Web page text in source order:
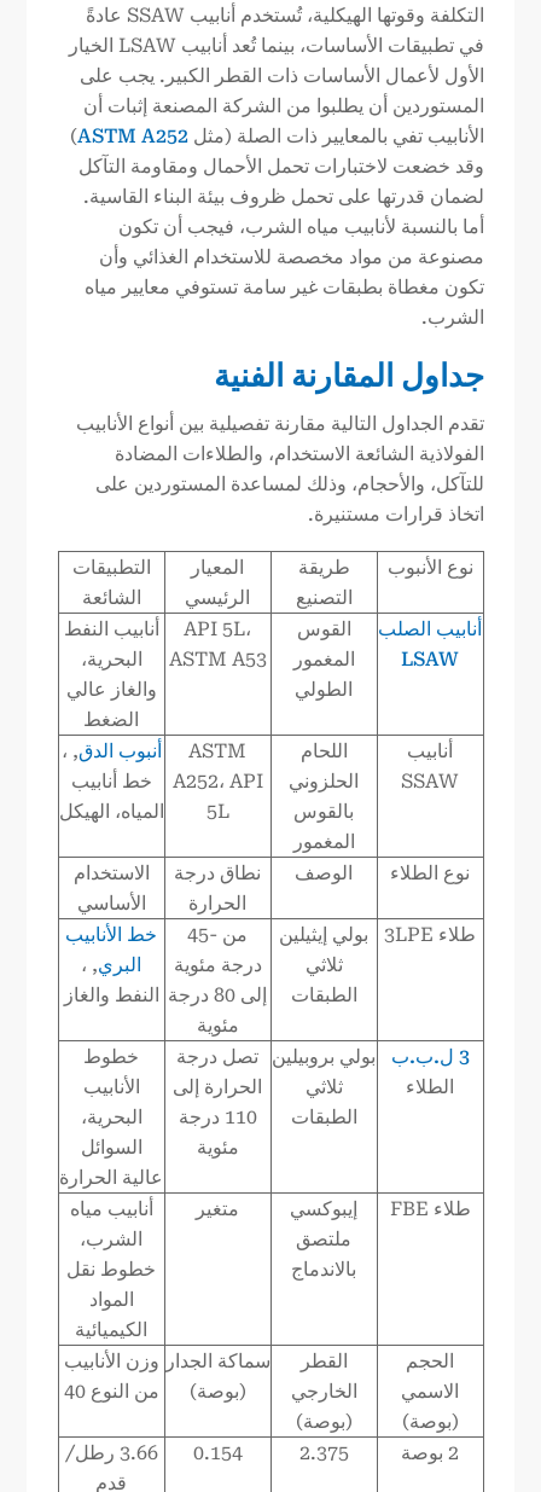
التكلفة وقوتها الهيكلية، تُستخدم أنابيب SSAW عادةً
في تطبيقات الأساسات، بينما تُعد أنابيب LSAW الخيار
الأول لأعمال الأساسات ذات القطر الكبير. يجب على
المستوردين أن يطلبوا من الشركة المصنعة إثبات أن
الأنابيب تفي بالمعايير ذات الصلة (مثلASTM A252
)
وقد خضعت لاختبارات تحمل الأحمال ومقاومة التآكل
لضمان قدرتها على تحمل ظروف بيئة البناء القاسية.
أما بالنسبة لأنابيب مياه الشرب، فيجب أن تكون
مصنوعة من مواد مخصصة للاستخدام الغذائي وأن
تكون مغطاة بطبقات غير سامة تستوفي معايير مياه
الشرب.
جداول المقارنة الفنية
تقدم الجداول التالية مقارنة تفصيلية بين أنواع الأنابيب
الفولاذية الشائعة الاستخدام، والطلاءات المضادة
للتآكل، والأحجام، وذلك لمساعدة المستوردين على
اتخاذ قرارات مستنيرة.
نوع الأنبوب
طريقة
التصنيع
المعيار
الرئيسي
التطبيقات
الشائعة
أنابيب الصلب
LSAW
القوس
المغمور
الطولي
API 5L،
ASTM A53
أنابيب النفط
البحرية،
والغاز عالي
الضغط
أنابيب
SSAW
اللحام
الحلزوني
بالقوس
المغمور
ASTM
A252، API
5L
أنبوب الدق, ،
خط أنابيب
المياه، الهيكل
نوع الطلاء الوصف
نطاق درجة
الحرارة
الاستخدام
الأساسي
طلاء 3LPE
بولي إيثيلين
ثلاثي
الطبقات
من -45
درجة مئوية
إلى 80 درجة
مئوية
خط الأنابيب
البري, ،
النفط والغاز
3 ل.ب.ب
الطلاء
بولي بروبيلين
ثلاثي
الطبقات
تصل درجة
الحرارة إلى
110 درجة
مئوية
خطوط
الأنابيب
البحرية،
السوائل
عالية الحرارة
طلاء FBE
إيبوكسي
ملتصق
بالاندماج
متغير
أنابيب مياه
الشرب،
خطوط نقل
المواد
الكيميائية
الحجم
الاسمي
(بوصة)
القطر
الخارجي
(بوصة)
سماكة الجدار
(بوصة)
وزن الأنابيب
من النوع 40
2 بوصة 2.375
0.154
3.66 رطل/
قدم